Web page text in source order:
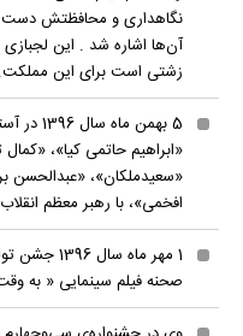
نگاهداری و محافظتش دست
آن‌ها اشاره شد . این
زشتی است برای این مملکت.
5 بهمن
«ابراهیم حاتمی کیا»،
«سعیدملکان»، «عبدالحسن
افخمی»، با رهبر معظم
صحنه فیلم سینمایی « به